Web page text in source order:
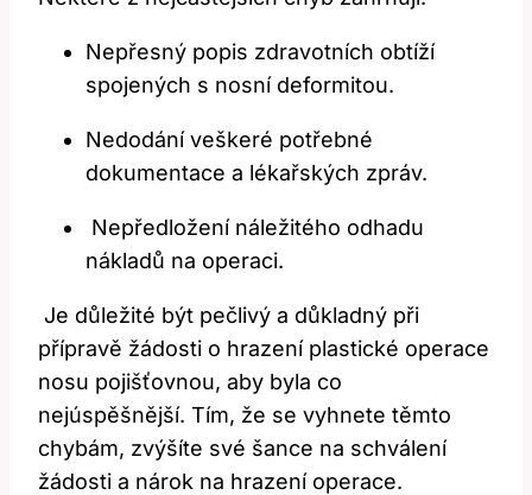
Nepřesný popis zdravotních obtíží⁤
spojených s nosní deformitou.
Nedodání veškeré potřebné
dokumentace⁢ a lékařských zpráv.
‌ Nepředložení‍ náležitého odhadu
nákladů ‌na operaci.
⁣ Je ‍důležité být pečlivý a důkladný při⁤
přípravě žádosti o hrazení plastické operace
⁤nosu pojišťovnou, aby byla co
nejúspěšnější. Tím,​ že se⁢ vyhnete těmto
chybám, zvýšíte své šance⁣ na schválení
žádosti a‍ nárok ​na hrazení‍ operace.